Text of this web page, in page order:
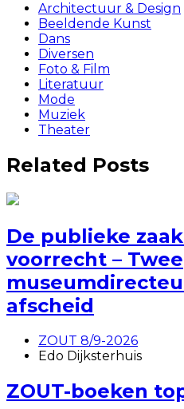
Architectuur & Design
Beeldende Kunst
Dans
Diversen
Foto & Film
Literatuur
Mode
Muziek
Theater
Related Posts
De publieke
voorrecht – Twee
afscheid
ZOUT 8/9-2026
Edo Dijksterhuis
ZOUT-boeken